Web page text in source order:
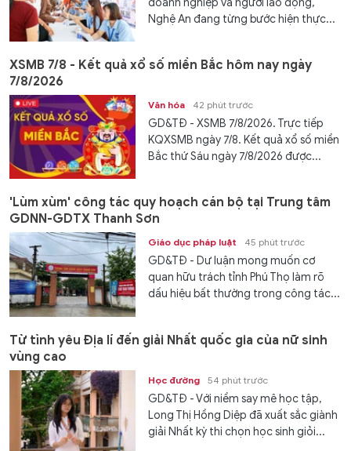
Nghệ An đang từng bước hiện thực...
XSMB 7/8 - Kết quả xổ số miền Bắc hôm nay ngày
7/8/2026
Văn hóa 42 phút trước
GD&TĐ - XSMB 7/8/2026. Trực tiếp
KQXSMB ngày 7/8. Kết quả xổ số miền
Bắc thứ Sáu ngày 7/8/2026 được...
'Lùm xùm' công tác quy hoạch cán bộ tại Trung tâm
GDNN-GDTX Thanh Sơn
Giáo dục pháp luật 45 phút trước
GD&TĐ - Dư luận mong muốn cơ
quan hữu trách tỉnh Phú Thọ làm rõ
dấu hiệu bất thường trong công tác...
Từ tình yêu Địa lí đến giải Nhất quốc gia của nữ sinh
vùng cao
Học đường 54 phút trước
GD&TĐ - Với niềm say mê học tập,
Long Thị Hồng Diệp đã xuất sắc giành
giải Nhất kỳ thi chọn học sinh giỏi...